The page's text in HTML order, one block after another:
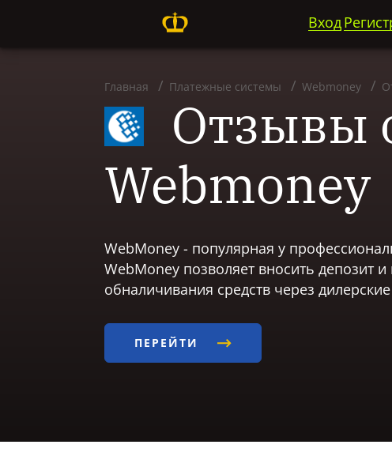
Вход
Главная Платежные системы Webmoney
Отзывы
Webmoney
WebMoney - популярная у
WebMoney позволяет вносить депозит
обналичивания средств через
ПЕРЕЙТИ